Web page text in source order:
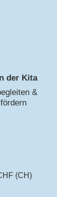
der Kita
&
(CH)